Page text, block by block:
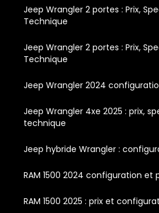
Jeep Wrangler 2 portes : Prix,
Technique
Jeep Wrangler 2 portes : Prix,
Technique
Jeep Wrangler 2024
Jeep Wrangler 4xe 2025 : prix,
technique
Jeep hybride Wrangler :
RAM 1500 2024 configuration et
RAM 1500 2025 : prix et